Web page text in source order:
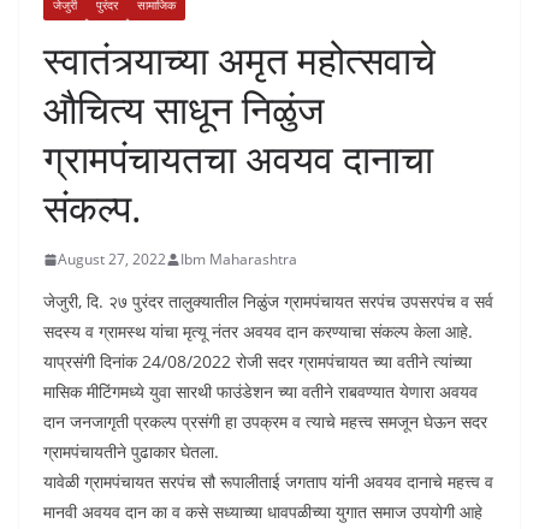
जेजुरी पुरंदर सामाजिक
स्वातंत्र्याच्या अमृत महोत्सवाचे
औचित्य साधून निळुंज
ग्रामपंचायतचा अवयव दानाचा
संकल्प.
August 27, 2022 Ibm Maharashtra
जेजुरी, दि. २७ पुरंदर तालुक्यातील निळुंज ग्रामपंचायत सरपंच उपसरपंच व सर्व
सदस्य व ग्रामस्थ यांचा मृत्यू नंतर अवयव दान करण्याचा संकल्प केला आहे.
याप्रसंगी दिनांक 24/08/2022 रोजी सदर ग्रामपंचायत च्या वतीने त्यांच्या
मासिक मीटिंगमध्ये युवा सारथी फाउंडेशन च्या वतीने राबवण्यात येणारा अवयव
दान जनजागृती प्रकल्प प्रसंगी हा उपक्रम व त्याचे महत्त्व समजून घेऊन सदर
ग्रामपंचायतीने पुढाकार घेतला.
यावेळी ग्रामपंचायत सरपंच सौ रूपालीताई जगताप यांनी अवयव दानाचे महत्त्व व
मानवी अवयव दान का व कसे सध्याच्या धावपळीच्या युगात समाज उपयोगी आहे